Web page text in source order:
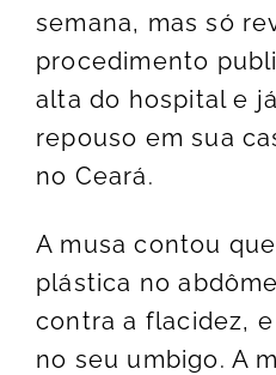
semana, mas só
procedimento
alta do hospital e
repouso em sua
no Ceará.
A musa contou
plástica no
contra a flacidez,
no seu umbigo. A